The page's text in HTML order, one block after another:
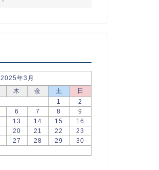
2025年3月
木 金 土
日
1
2
6 7 8
9
13 14 15
16
20 21 22
23
27 28 29
30